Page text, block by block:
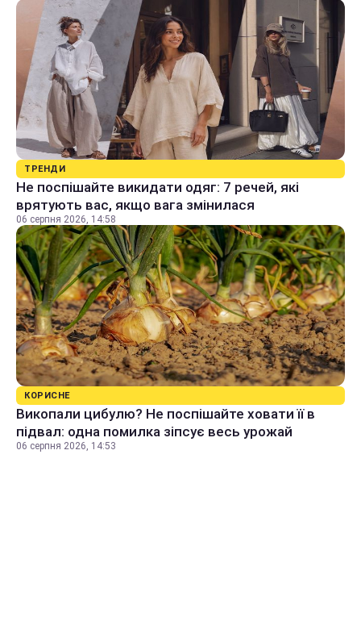
ТРЕНДИ
Не поспішайте викидати одяг: 7 речей, які
врятують вас, якщо вага змінилася
06 серпня 2026, 14:58
КОРИСНЕ
Викопали цибулю? Не поспішайте ховати її в
підвал: одна помилка зіпсує весь урожай
06 серпня 2026, 14:53